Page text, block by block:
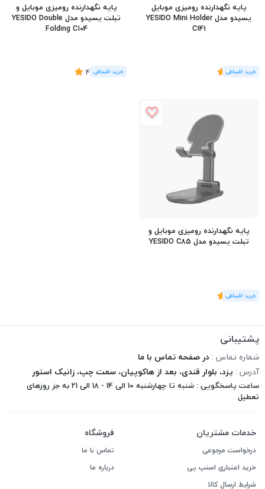
پایه نگهدارنده رومیزی موبایل
یسیدو مدل YESIDO Mini Holder
C141
(1رای)
5
پایه نگهدارنده رومیزی موبایل و
تبلت یسیدو مدل YESIDO Double
Folding C104
(6 رای)
4.67
پایه نگهدارنده رومیزی موبایل و
تبلت یسیدو مدل YESIDO C85
(1رای)
5
پشتیبانی
شماره تماس : در صفحه تماس با ما
آدرس : یزد، بلوار قندی، بعد از هاکوپیان، سمت چپ، زانیک استور
ساعت پاسخگویی : شنبه تا چهارشنبه 10 الی 14 - 18 الی 21 به جز روزهای
تعطیل
خدمات مشتریان
درخواست مرجوعی
خرید اعتباری اسنپ پی
شرایط ارسال کالا
فروشگاه
تماس با ما
درباره ما